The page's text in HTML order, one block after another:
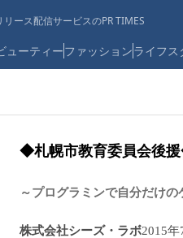
ース配信サービスのPR TIMES
ューティーファッションライフス
◆札幌市教育委員会後
～プログラミンで自分だけの
株式会社シーズ・ラボ2015